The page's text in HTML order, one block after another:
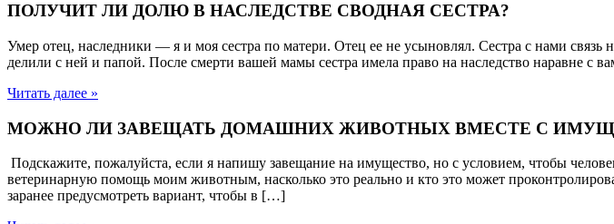
ПОЛУЧИТ ЛИ ДОЛЮ В НАСЛЕДСТВЕ СВОДНАЯ СЕСТРА?
Умер отец, наследники — я и моя сестра по матери. Отец ее не усыновлял. Сестра с нами
делили с ней и папой. После смерти вашей мамы сестра имела право на наследство наравне с
Читать далее »
МОЖНО ЛИ ЗАВЕЩАТЬ ДОМАШНИХ ЖИВОТНЫХ ВМЕСТЕ С
Подскажите, пожалуйста, если я напишу завещание на имущество, но с условием, чтобы
ветеринарную помощь моим животным, насколько это реально и кто это может
заранее предусмотреть вариант, чтобы в […]